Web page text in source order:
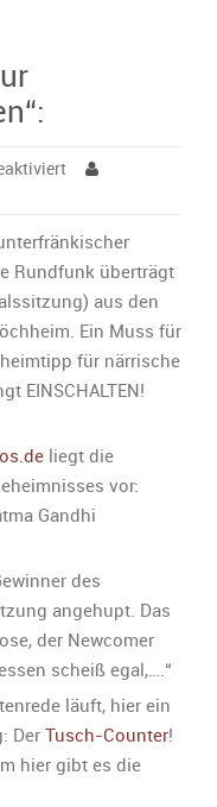
für
zur
„Fastnacht
in
Franken“:
Rundfunk überträgt
aus den
Ein Muss für
für närrische
EINSCHALTEN!
liegt die
vor:
Gandhi
des
angehupt. Das
der Newcomer
scheiß egal,….“
läuft, hier ein
DerTusch-Counter!
hier gibt es die